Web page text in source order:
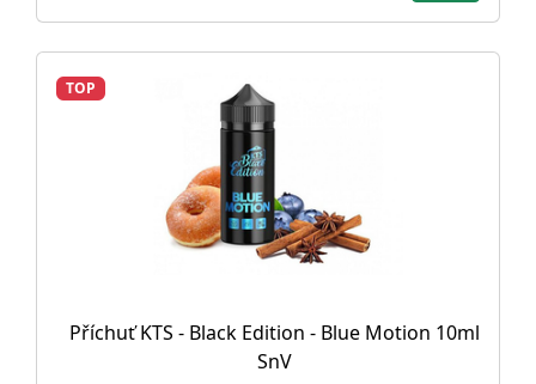
TOP
Příchuť KTS - Black Edition - Blue Motion 10ml
SnV